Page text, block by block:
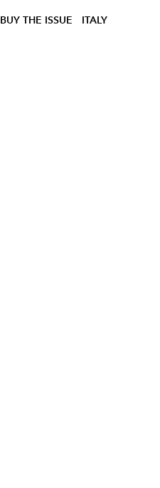
BUY THE ISSUE ITALY